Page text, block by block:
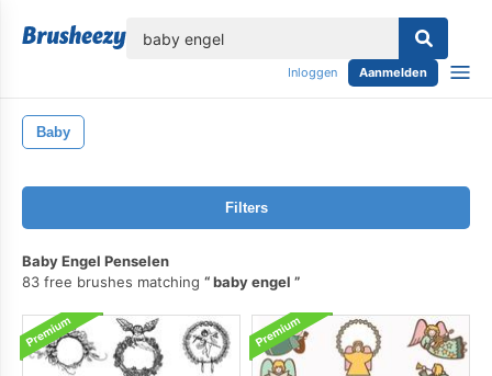
Inloggen Aanmelden
Baby
Filters
Baby Engel Penselen
83 free brushes matching
baby engel